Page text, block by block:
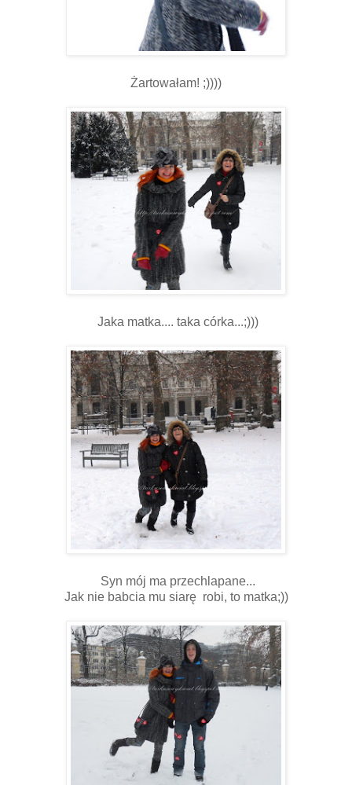
Żartowałam! ;))))
Jaka matka.... taka córka...;)))
Syn mój ma przechlapane...
Jak nie babcia mu siarę robi, to matka;))